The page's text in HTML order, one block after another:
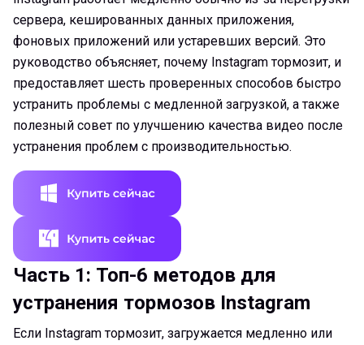
сервера, кешированных данных приложения,
фоновых приложений или устаревших версий. Это
руководство объясняет, почему Instagram тормозит, и
предоставляет шесть проверенных способов быстро
устранить проблемы с медленной загрузкой, а также
полезный совет по улучшению качества видео после
устранения проблем с производительностью.
Часть 1: Топ-6 методов для
устранения тормозов Instagram
Если Instagram тормозит, загружается медленно или